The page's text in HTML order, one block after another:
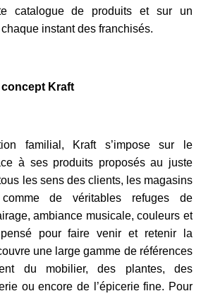
catalogue de produits et sur un
instant des franchisés.
Kraft
familial, Kraft s’impose sur le
à ses produits proposés au juste
les sens des clients, les magasins
comme de véritables refuges de
ambiance musicale, couleurs et
pour faire venir et retenir la
une large gamme de références
du mobilier, des plantes, des
ou encore de l’épicerie fine. Pour